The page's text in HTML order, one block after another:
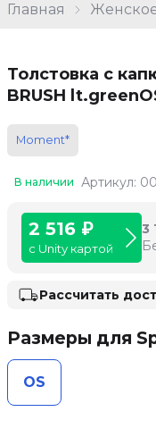
Главная
Толстовка с
BRUSH
Moment*
В наличии Артикул:
2 516 ₽
с Unity картой
3
Рассчитать
Размеры для
OS